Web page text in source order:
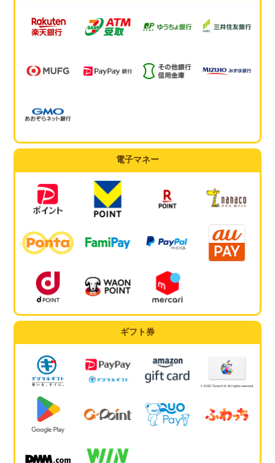
電子マネー
ギフト券